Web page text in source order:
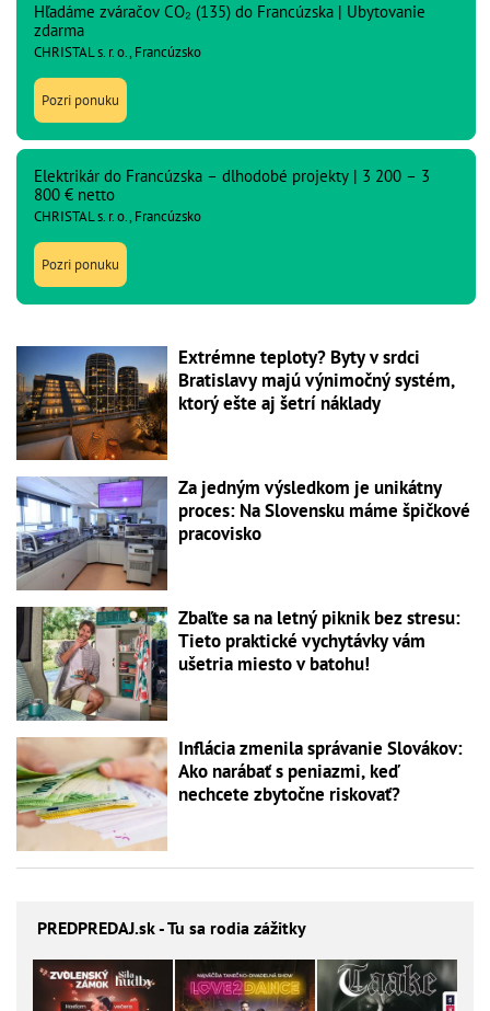
Hľadáme zváračov CO₂ (135) do Francúzska | Ubytovanie
zdarma
CHRISTAL s. r. o., Francúzsko
Pozri ponuku
Elektrikár do Francúzska – dlhodobé projekty | 3 200 – 3
800 € netto
CHRISTAL s. r. o., Francúzsko
Pozri ponuku
Extrémne teploty? Byty v srdci
Bratislavy majú výnimočný systém,
ktorý ešte aj šetrí náklady
Za jedným výsledkom je unikátny
proces: Na Slovensku máme špičkové
pracovisko
Zbaľte sa na letný piknik bez stresu:
Tieto praktické vychytávky vám
ušetria miesto v batohu!
Inflácia zmenila správanie Slovákov:
Ako narábať s peniazmi, keď
nechcete zbytočne riskovať?
PREDPREDAJ.sk - Tu sa rodia zážitky